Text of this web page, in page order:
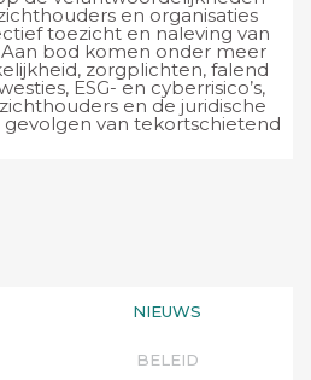
en organisaties
toezicht en naleving van
bod komen onder meer
zorgplichten, falend
ESG- en cyberrisico’s,
en de juridische
van tekortschietend
NIEUWS
BELEID